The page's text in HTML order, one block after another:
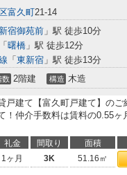
富久町21-14
新宿御苑前 」駅 徒歩10分
「 曙橋 」駅 徒歩12分
「 東新宿 」駅 徒歩13分
数 2階建 構造 木造
戸建て【富久町戸建て】の
！仲介手数料は賃料の0.55
礼金 間取り 面積
1ヶ月 3K 51.16㎡